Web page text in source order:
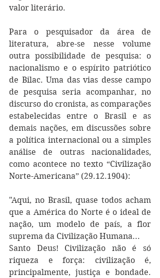
valor literário.
Para o pesquisador da área de
literatura, abre-se nesse volume
outra possibilidade de pesquisa: o
nacionalismo e o espírito patriótico
de Bilac. Uma das vias desse campo
de pesquisa seria acompanhar, no
discurso do cronista, as comparações
estabelecidas entre o Brasil e as
demais nações, em discussões sobre
a política internacional ou a simples
análise de outras nacionalidades,
como acontece no texto “Civilização
Norte-Americana” (29.12.1904):
"Aqui, no Brasil, quase todos acham
que a América do Norte é o ideal de
nação, um modelo de país, a flor
suprema da Civilização Humana...
Santo Deus! Civilização não é só
riqueza e força: civilização é,
principalmente, justiça e bondade.